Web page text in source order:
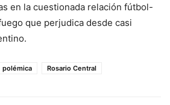
en la cuestionada relación fútbol-
que perjudica desde casi
polémica Rosario Central